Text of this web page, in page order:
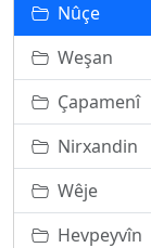
Nûçe
Weşan
Çapamenî
Nirxandin
Wêje
Hevpeyvîn